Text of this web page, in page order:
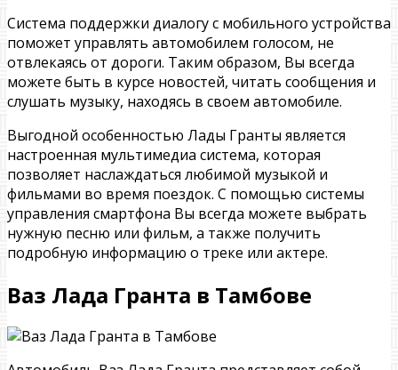
Система поддержки диалогу с мобильного устройства
поможет управлять автомобилем голосом, не
отвлекаясь от дороги. Таким образом, Вы всегда
можете быть в курсе новостей, читать сообщения и
слушать музыку, находясь в своем автомобиле.
Выгодной особенностью Лады Гранты является
настроенная мультимедиа система, которая
позволяет наслаждаться любимой музыкой и
фильмами во время поездок. С помощью системы
управления смартфона Вы всегда можете выбрать
нужную песню или фильм, а также получить
подробную информацию о треке или актере.
Ваз Лада Гранта в Тамбове